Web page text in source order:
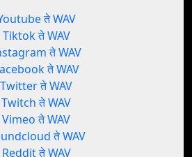
ते WAV
Tiktok ते WAV
ते WAV
ते WAV
Twitter ते WAV
Twitch ते WAV
Vimeo ते WAV
ते WAV
Reddit ते WAV